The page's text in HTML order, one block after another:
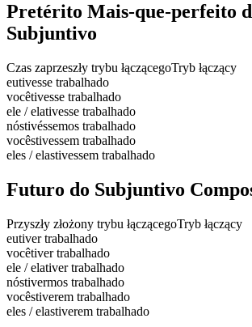
Pretérito Mais-que-perfeito
Subjuntivo
Czas zaprzeszły trybu łączącegoTryb łączący
eutivesse trabalhado
vocêtivesse trabalhado
ele / elativesse trabalhado
nóstivéssemos trabalhado
vocêstivessem trabalhado
eles / elastivessem trabalhado
Futuro do Subjuntivo
Przyszły złożony trybu łączącegoTryb łączący
eutiver trabalhado
vocêtiver trabalhado
ele / elativer trabalhado
nóstivermos trabalhado
vocêstiverem trabalhado
eles / elastiverem trabalhado